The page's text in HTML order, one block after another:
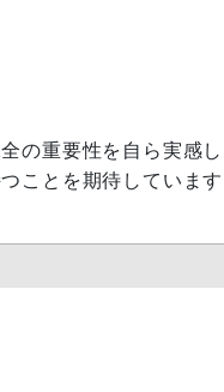
の重要性を自ら実感
ことを期待していま